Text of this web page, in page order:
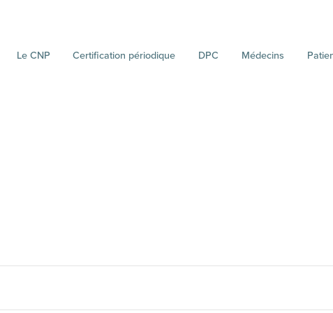
Le CNP Certification périodique DPC Médecins